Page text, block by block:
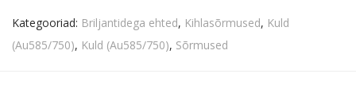
Kategooriad: Briljantidega ehted, Kihlasõrmused, Kuld
(Au585/750), Kuld (Au585/750), Sõrmused